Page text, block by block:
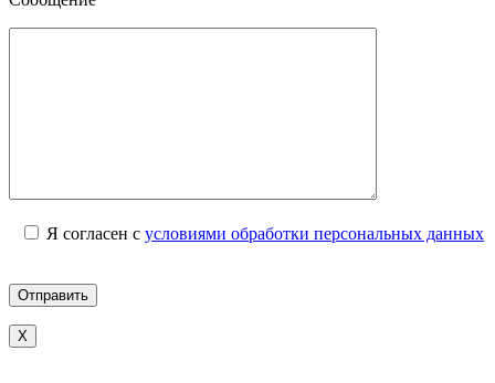
Я согласен с условиями обработки персональных данных
X